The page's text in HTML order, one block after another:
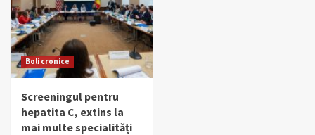
Boli cronice
Screeningul pentru
hepatita C, extins la
mai multe specialități